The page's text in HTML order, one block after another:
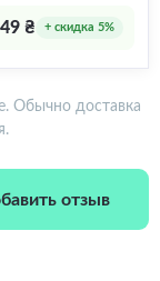
49 ₴ + скидка 5%
Обычно доставка
отзыв